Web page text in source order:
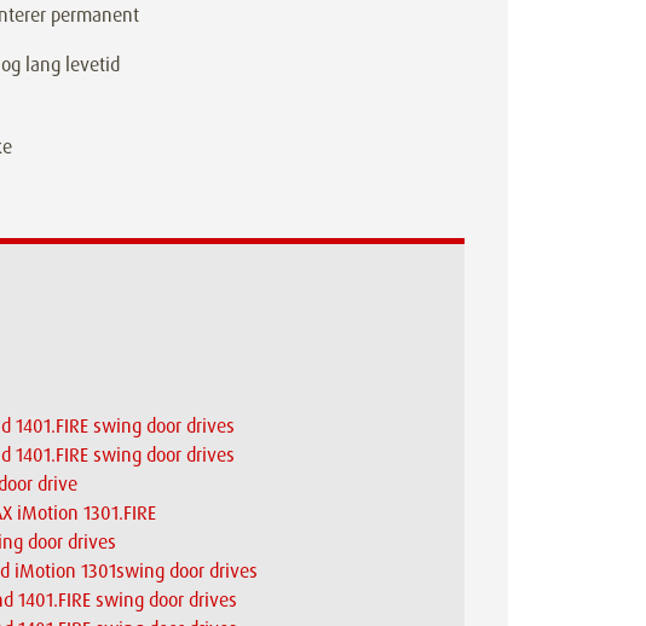
permanent
lang levetid
1401.FIRE swing door drives
1401.FIRE swing door drives
drive
iMotion 1301.FIRE
door drives
iMotion 1301swing door drives
1401.FIRE swing door drives